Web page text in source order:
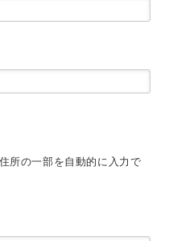
所の一部を自動的に入力で